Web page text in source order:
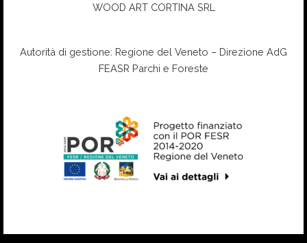
WOOD ART CORTINA SRL
Autorità di gestione: Regione del Veneto – Direzione AdG
FEASR Parchi e Foreste